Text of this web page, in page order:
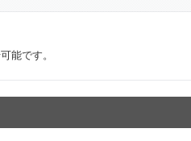
能です。